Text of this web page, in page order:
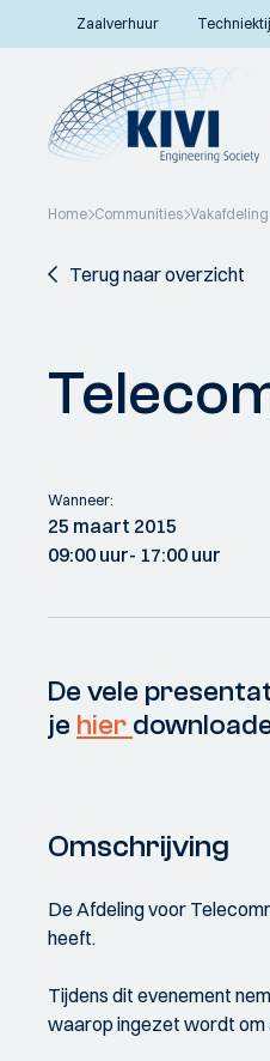
Zaalverhuur
Home Communities
Terug naar overzicht
Wanneer:
25 maart 2015
09:00 uur- 17:00 uur
De vele
je hier
Omschrijving
De Afdeling voor
heeft.
Tijdens dit evenement
waarop ingezet wordt om